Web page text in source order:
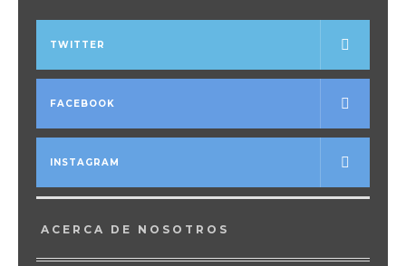
TWITTER
FACEBOOK
INSTAGRAM
ACERCA DE NOSOTROS